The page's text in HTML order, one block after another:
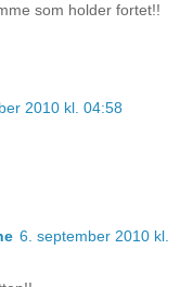
som holder fortet!!
2010 kl. 04:58
6. september 2010 kl.